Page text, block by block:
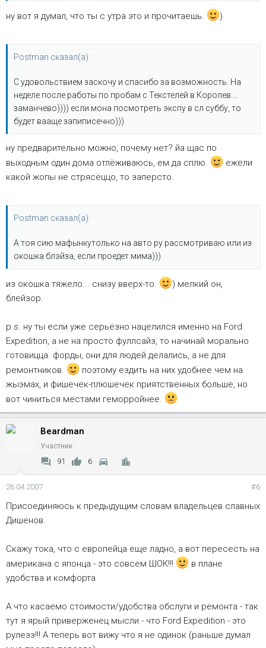
ну вот я думал, что ты с утра это и прочитаешь. )
Postman сказал(а):
С удовольствием заскочу и спасибо за возможность. На
неделе после работы по пробам с Текстелей в Королев....
заманчево)))) если мона посмотреть экспу в сл суббу, то
будет вааще запиписечно)))
ну предварительно можно, почему нет? йа щас по
выходным один дома отлёживаюсь, ем да сплю.
ежели
какой жопы не стрясёццо, то заперсто.
Postman сказал(а):
А тоя сию мафынкутолько на авто ру рассмотриваю или из
окошка блэйза, если проедет мима)))
из окошка тяжело... снизу вверх-то.
) мелкий он,
блейзор.
p.s. ну ты если уже серьёзно нацелился именно на Ford
Expedition, а не на просто фуллсайз, то начинай морально
готовицца. форды, они для людей делались, а не для
ремонтников.
поэтому ездить на них удобнее чем на
жыэмах, и фишечек-плюшечек приятственных больше, но
вот чиниться местами геморройнее.
Beardman
Участник
91 6
26.04.2007 #6
Присоединяюсь к предыдущим словам владельцев славных
Дишенов.
Скажу тока, что с европейца еще ладно, а вот пересесть на
американа с японца - это совсем ШОК!!!
в плане
удобства и комфорта
А что касаемо стоимости/удобства обслуги и ремонта - так
тут я ярый приверженец мысли - что Ford Expedition - это
рулезз!!! А теперь вот вижу что я не одинок (раньше думал